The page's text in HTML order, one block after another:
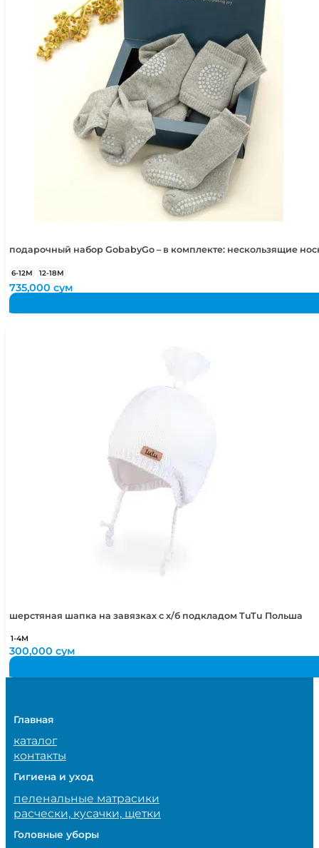
НВ8007-
подарочный набор GobabyGo – в комплекте: нескользящие
6-12М 12-18М
735,000сум
шерстяная шапка на завязках с х/б подкладом TuTu Польша
1-4М
300,000сум
Главная
каталог
контакты
Гигиена и уход
пеленальные матрасики
расчески, кусачки, щетки
Головные уборы